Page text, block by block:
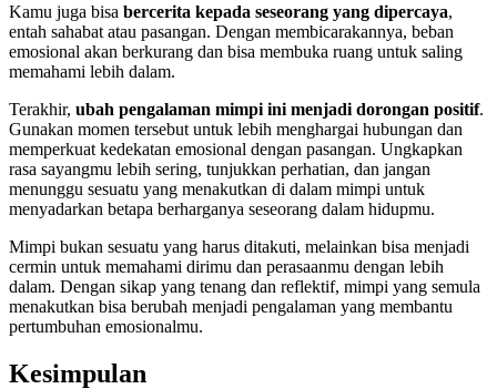
Kamu juga bisa bercerita kepada seseorang yang dipercaya,
entah sahabat atau pasangan. Dengan membicarakannya, beban
emosional akan berkurang dan bisa membuka ruang untuk saling
memahami lebih dalam.
Terakhir, ubah pengalaman mimpi ini menjadi dorongan positif.
Gunakan momen tersebut untuk lebih menghargai hubungan dan
memperkuat kedekatan emosional dengan pasangan. Ungkapkan
rasa sayangmu lebih sering, tunjukkan perhatian, dan jangan
menunggu sesuatu yang menakutkan di dalam mimpi untuk
menyadarkan betapa berharganya seseorang dalam hidupmu.
Mimpi bukan sesuatu yang harus ditakuti, melainkan bisa menjadi
cermin untuk memahami dirimu dan perasaanmu dengan lebih
dalam. Dengan sikap yang tenang dan reflektif, mimpi yang semula
menakutkan bisa berubah menjadi pengalaman yang membantu
pertumbuhan emosionalmu.
Kesimpulan